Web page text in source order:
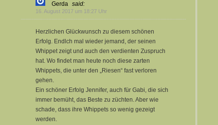
Gerda said:
16. August 2017 um 18:27 Uhr
Herzlichen Glückwunsch zu diesem schönen
Erfolg. Endlch mal wieder jemand, der seinen
Whippet zeigt und auch den verdienten Zuspruch
hat. Wo findet man heute noch diese zarten
Whippets, die unter den „Riesen“ fast verloren
gehen.
Ein schöner Erfolg Jennifer, auch für Gabi, die sich
immer bemüht, das Beste zu züchten. Aber wie
schade, dass ihre Whippets so wenig gezeigt
werden.